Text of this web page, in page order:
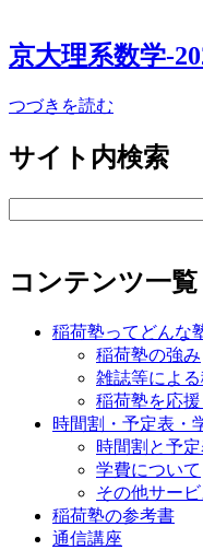
京大理系数学-
つづきを読む
サイト内検索
コンテンツ一覧
稲荷塾ってどんな
稲荷塾の強み
雑誌等によ
稲荷塾を応援
時間割・予定表・
時間割と予
学費について
その他サービ
稲荷塾の参考書
通信講座